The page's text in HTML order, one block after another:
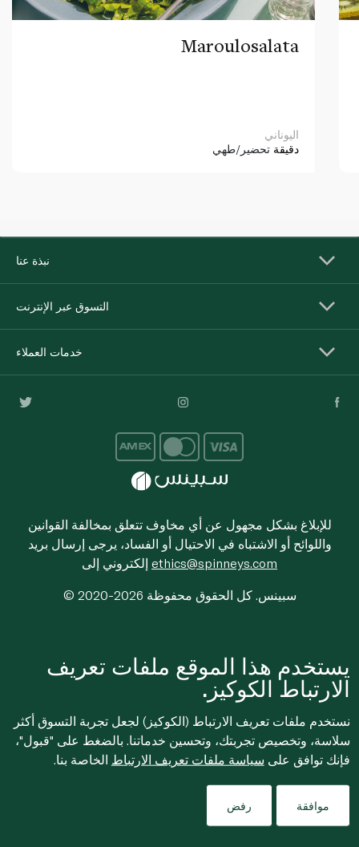
Maroulosalata
اليوناني
دقيقة تحضير/طهي
نبذة عنا
التسوق عبر الإنترنت
خدمات العملاء
للإبلاغ بشكل مجهول عن أي مخاوف تتعلق بمخالفة القوانين
واللوائح أو الاشتباه في الاحتيال أو الفساد، يرجى إرسال بريد
ethics@spinneys.com
© 2020-2026 سبينس. كل الحقوق محفوظة
يستخدم هذا الموقع ملفات تعريف
الارتباط الكوكيز.
نستخدم ملفات تعريف الارتباط (الكوكيز) لجعل تجربة التسوق أكثر
سلاسة، وتخصيص تجربتك، وتحسين خدماتنا. بالضغط على "قبول"،
فإنك توافق على سياسة ملفات تعريف الارتباط الخاصة بنا.
موافقة رفض